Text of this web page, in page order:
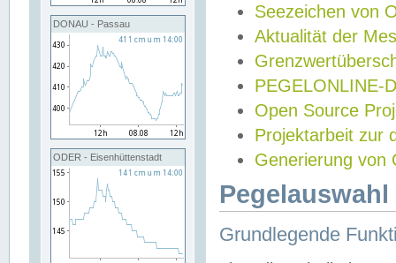
DONAU - Passau
ODER - Eisenhüttenstadt
Seezeichen von
Aktualität der
PEGELONLINE-
Open Source
Projektarbeit zur
Generierung von
Grundlegende